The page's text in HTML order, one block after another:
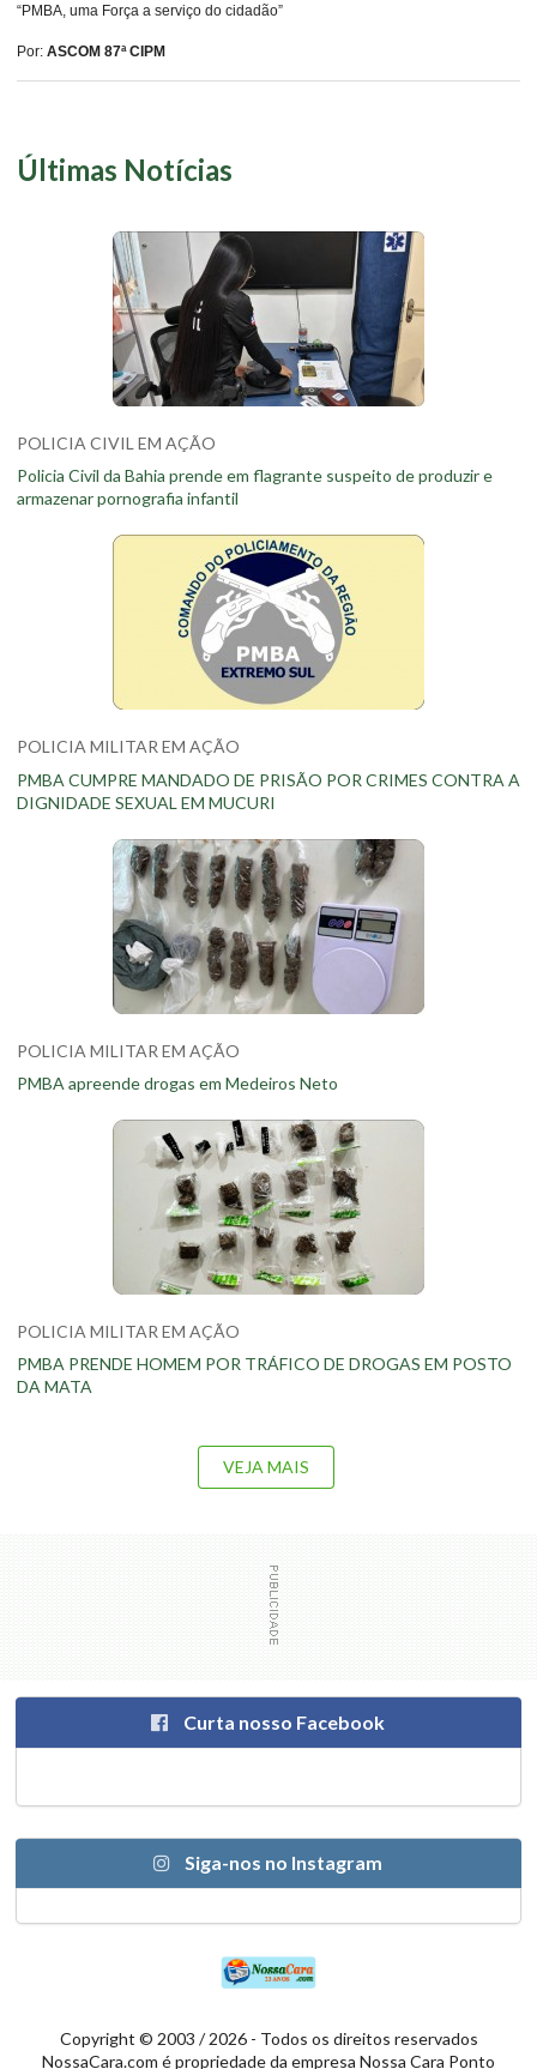
“PMBA, uma Força a serviço do cidadão”
Por: ASCOM 87ª CIPM
Últimas Notícias
POLICIA CIVIL EM AÇÃO
Policia Civil da Bahia prende em flagrante suspeito de produzir e
armazenar pornografia infantil
POLICIA MILITAR EM AÇÃO
PMBA CUMPRE MANDADO DE PRISÃO POR CRIMES CONTRA A
DIGNIDADE SEXUAL EM MUCURI
POLICIA MILITAR EM AÇÃO
PMBA apreende drogas em Medeiros Neto
POLICIA MILITAR EM AÇÃO
PMBA PRENDE HOMEM POR TRÁFICO DE DROGAS EM POSTO
DA MATA
VEJA MAIS
Curta nosso Facebook
Siga-nos no Instagram
Copyright © 2003 / 2026 - Todos os direitos reservados
NossaCara.com é propriedade da empresa Nossa Cara Ponto